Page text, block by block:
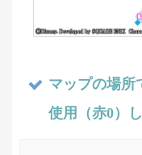
マップの場所
使用（赤0）